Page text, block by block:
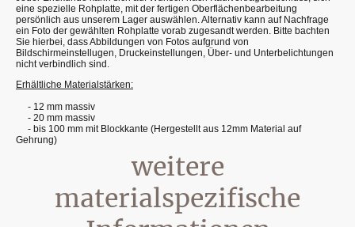
eine spezielle Rohplatte, mit der fertigen Oberflächenbearbeitung
persönlich aus unserem Lager auswählen. Alternativ kann auf Nachfrage
ein Foto der gewählten Rohplatte vorab zugesandt werden. Bitte bachten
Sie hierbei, dass Abbildungen von Fotos aufgrund von
Bildschirmeinstellugen, Druckeinstellungen, Über- und Unterbelichtungen
nicht verbindlich sind.
Erhältliche Materialstärken:
- 12 mm massiv
- 20 mm massiv
- bis 100 mm mit Blockkante (Hergestellt aus 12mm Material auf
Gehrung)
weitere
materialspezifische